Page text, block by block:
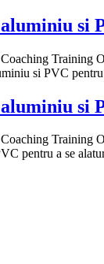
si
Training
si PVC
si
Training
pentru a se